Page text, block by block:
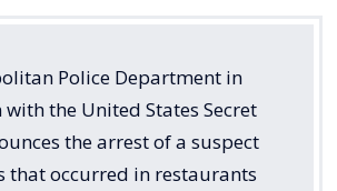
Police Department in
the United States Secret
the arrest of a suspect
that occurred in restaurants